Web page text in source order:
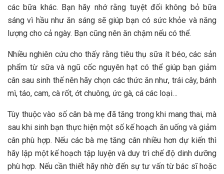
các bữa khác. Bạn hãy nhớ rằng tuyệt đối không bỏ bữa
sáng vì hầu như ăn sáng sẽ giúp bạn có sức khỏe và năng
lượng cho cả ngày. Bạn cũng nên ăn chậm nếu có thể.
Nhiều nghiên cứu cho thấy rằng tiêu thụ sữa ít béo, các sản
phẩm từ sữa và ngũ cốc nguyên hạt có thể giúp bạn giảm
cân sau sinh thế nên hãy chọn các thức ăn như, trái cây, bánh
mì, táo, cam, cà rốt, ớt chuông, ức gà, cá các loại…
Tùy thuộc vào số cân bà mẹ đã tăng trong khi mang thai, mà
sau khi sinh bạn thực hiện một số kế hoạch ăn uống và giảm
cân phù hợp. Nếu các bà mẹ tăng cân nhiều hơn dự kiến thì
hãy lập một kế hoạch tập luyện và duy trì chế độ dinh dưỡng
phù hợp. Nếu cần thiết hãy nhờ đến sự tư vấn từ bác sĩ hoặc